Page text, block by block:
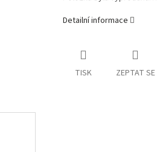
Detailní informace
TISK ZEPTAT SE